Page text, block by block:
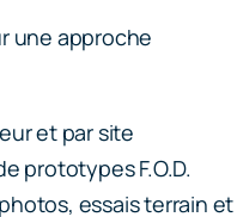
une approche
et par site
prototypes F.O.D.
essais terrain et